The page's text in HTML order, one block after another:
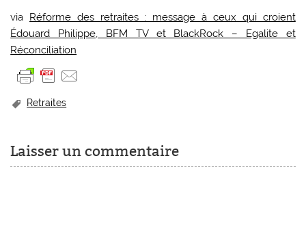
via Réforme des retraites : message à ceux qui croient
Édouard Philippe, BFM TV et BlackRock – Egalite et
Réconciliation
Retraites
Laisser un commentaire